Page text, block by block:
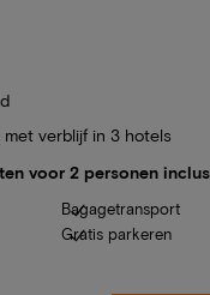
verblijf in 3 hotels
voor 2 personen
Bagagetransport
Gratis parkeren